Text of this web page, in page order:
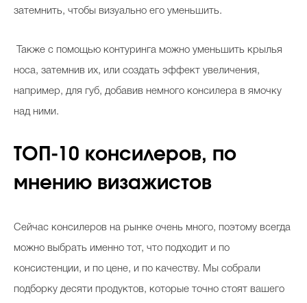
затемнить, чтобы визуально его уменьшить.
Также с помощью контуринга можно уменьшить крылья
носа, затемнив их, или создать эффект увеличения,
например, для губ, добавив немного консилера в ямочку
над ними.
ТОП-10 консилеров, по
мнению визажистов
Сейчас консилеров на рынке очень много, поэтому всегда
можно выбрать именно тот, что подходит и по
консистенции, и по цене, и по качеству. Мы собрали
подборку десяти продуктов, которые точно стоят вашего